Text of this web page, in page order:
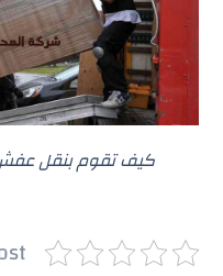
كيف تقوم بنقل عفش